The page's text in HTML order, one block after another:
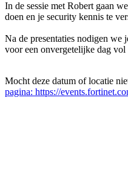
In de sessie met Robert gaan
doen en je security kennis te
Na de presentaties nodigen we
voor een onvergetelijke dag
Mocht deze datum of locatie
pagina: https://